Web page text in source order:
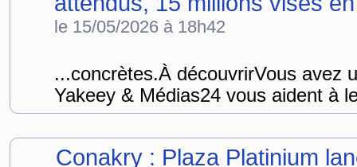
le 15/05/2026 à 18h42
...concrètes.À découvrirVous avez
Yakeey & Médias24 vous aident à
Conakry : Plaza Platinium